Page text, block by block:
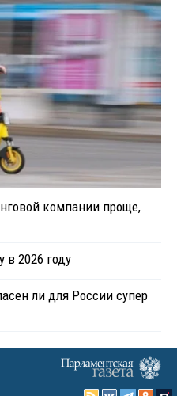
компании проще,
в 2026 году
ли для России супер